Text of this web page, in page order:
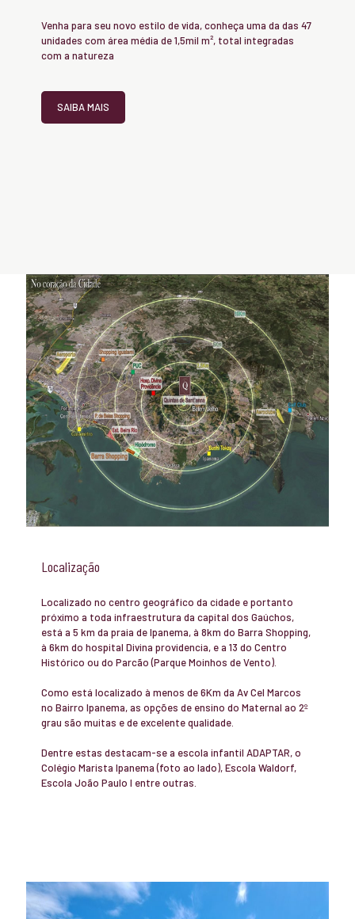
Venha para seu novo estilo de vida, conheça uma da das 47
unidades com área média de 1,5mil m², total integradas
com a natureza
SAIBA MAIS
Localização
Localizado no centro geográfico da cidade e portanto
próximo a toda infraestrutura da capital dos Gaúchos,
está a 5 km da praia de Ipanema, à 8km do Barra Shopping,
à 6km do hospital Divina providencia, e a 13 do Centro
Histórico ou do Parcão (Parque Moinhos de Vento).
Como está localizado à menos de 6Km da Av Cel Marcos
no Bairro Ipanema, as opções de ensino do Maternal ao 2º
grau são muitas e de excelente qualidade.
Dentre estas destacam-se a escola infantil ADAPTAR, o
Colégio Marista Ipanema (foto ao lado), Escola Waldorf,
Escola João Paulo I entre outras.